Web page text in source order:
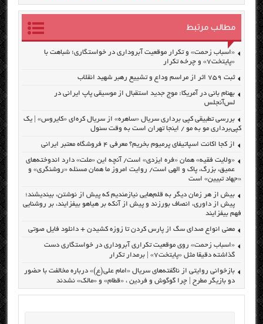
مطالب مرتبط
«اسباب زحمت» و تکرار موقعیت آبروداری در خواستگاری؛ شباهت با
«پایتخت۷» و چرخه تکرار
ثبت ۷۵۹ اثر از مراسم وداع و تشییع رهبر شهید انقلاب
بهنام بانی در آمریکا: موج جدید استقبال از موسیقی پاپ ایرانی در
لس‌آنجلس
بررسی تطبیقی کپی برداری سریال «ساهره» از سریال کره‌ای «کایروس» | یک
کپی‌برداری مو به مو / اینجا تهران است به وقت سئول
از کجا اکانت اسپاتیفای پرمیوم بخریم؟ معرفی ۴ فروشگاه معتبر ایرانی
«ولایت فقیه» همان «فره ایزدی» است/ آنچه این «ملت» دارد اندوخته‌های
عمیق، بزرگ، پاک و الهی است/ روایت امروز ما همان مسئله «روشنگری» و
«جهاد تبیین» است
بیش از هر زمان دیگر به قلم‌هایی نیازمندیم که پیش از نوشتن، بیندیشند؛
پیش از داوری، انصاف بورزند و پیش از آنکه بر هیاهو بیفزایند، بر روشنایی
فهم بیفزایند
معنی انواع صدای سگ از پارس کردن تا زوزه کشیدن + دانلود فایل صوتی
«اسباب زحمت» روی موقعیت تکراری آبروداری در خواستگاری دست
گذاشته دقیقا مثل «پایتخت۷» | برمدار تکرار
بازخوانی روایتی از ناگفته‌های سریال «امام علی(ع)» درباره مخالفت با حضور
دو بازیگر مطرح | چرا گوگوش و فردین ، «قطام» و «مالک» نشدند